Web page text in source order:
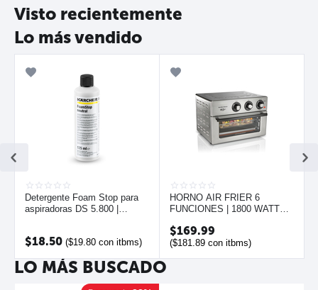
Visto recientemente
Lo más vendido
Detergente Foam Stop para
aspiradoras DS 5.800 |
$18.50 ($19.80 con itbms)
HORNO AIR FRIER 6
FUNCIONES | 1800 WATTS |
$169.99
($181.89 con itbms)
LO MÁS BUSCADO